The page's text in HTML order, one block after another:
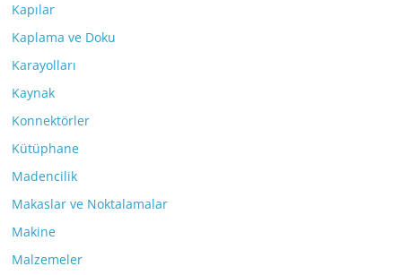
Kapılar
Kaplama ve Doku
Karayolları
Kaynak
Konnektörler
Kütüphane
Madencilik
Makaslar ve Noktalamalar
Makine
Malzemeler